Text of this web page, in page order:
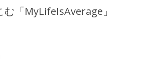
ス
む「MyLifeIsAverage」